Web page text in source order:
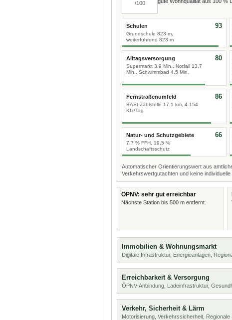
/100
Schulen
Grundschule 823 m,
weiterführend 823 m
93
Alltagsversorgung
Supermarkt 3,9 Min., Notfall 13,7
Min., Schwimmbad 4,5 Min.
80
Fernstraßenumfeld
BASt-Zählstelle 17,1 km, 4.154
Kfz/Tag
86
Natur- und Schutzgebiete
7,7 % FFH, 19,5 %
Landschaftsschutz
66
Automatischer Orientierungswert aus
Verkehrswertgutachten und keine individuelle
ÖPNV: sehr gut erreichbar
Nächste Station bis 500 m entfernt.
Immobilien & Wohnungsmarkt
Digitale Infrastruktur, Energieanlagen,
Erreichbarkeit & Versorgung
ÖPNV-Anbindung, Ladeinfrastruktur,
Verkehr, Sicherheit & Lärm
Motorisierung, Verkehrssicherheit, Regionale